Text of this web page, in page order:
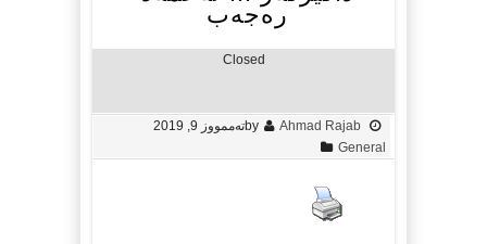
ره‌جه‌ب
Closed
by Ahmad Rajab
تەممووز 9, 2019
General